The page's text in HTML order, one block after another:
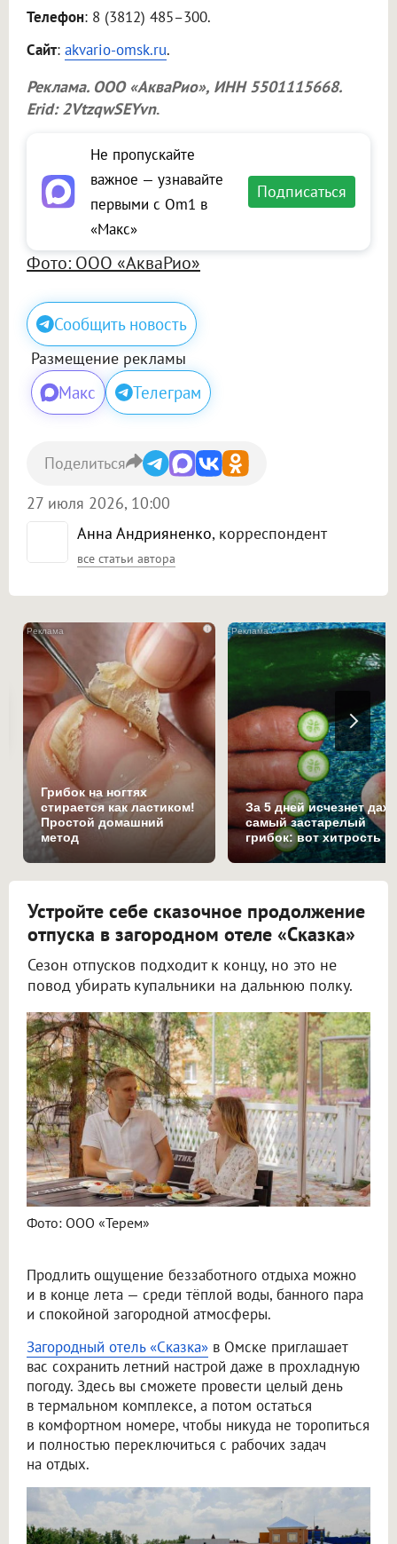
Телефон: 8 (3812) 485–300.
Сайт: akvario-omsk.ru.
Реклама. ООО «АкваРио», ИНН 5501115668.
Erid: 2VtzqwSEYvn.
Не пропускайте
важное — узнавайте
первыми с Om1 в
«Макс»
Подписаться
Фото: ООО «АкваРио»
Сообщить новость
Размещение рекламы
Макс Телеграм
Анна Андрияненко, корреспондент
все статьи автора
27 июля 2026, 10:00
Поделиться
i
Грибок на ногтях
стирается как ластиком!
Простой домашний
метод
За 5 дней исчезнет
самый застарелый
грибок: вот хитрость
Устройте себе сказочное продолжение
отпуска в загородном отеле «Сказка»
Сезон отпусков подходит к концу, но это не
повод убирать купальники на дальнюю полку.
Фото: ООО «Терем»
Продлить ощущение беззаботного отдыха можно
и в конце лета — среди тёплой воды, банного пара
и спокойной загородной атмосферы.
Загородный отель «Сказка» в Омске приглашает
вас сохранить летний настрой даже в прохладную
погоду. Здесь вы сможете провести целый день
в термальном комплексе, а потом остаться
в комфортном номере, чтобы никуда не торопиться
и полностью переключиться с рабочих задач
на отдых.